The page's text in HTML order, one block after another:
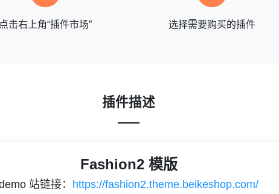
点击右上角“插件市场” 选择需要购买的插件
插件描述
Fashion2 模版
站链接： https://fashion2.theme.beikeshop.com/